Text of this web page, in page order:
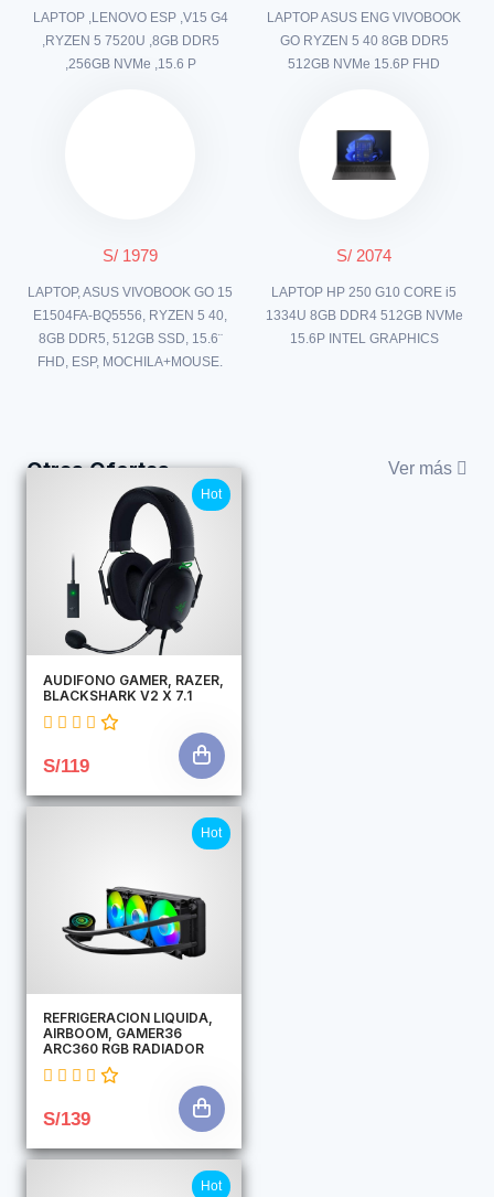
LAPTOP ,LENOVO ESP ,V15 G4
,RYZEN 5 7520U ,8GB DDR5
,256GB NVMe ,15.6 P
LAPTOP ASUS ENG VIVOBOOK
GO RYZEN 5 40 8GB DDR5
512GB NVMe 15.6P FHD
S/ 1979
LAPTOP, ASUS VIVOBOOK GO 15
E1504FA-BQ5556, RYZEN 5 40,
8GB DDR5, 512GB SSD, 15.6¨
FHD, ESP, MOCHILA+MOUSE.
S/ 2074
LAPTOP HP 250 G10 CORE i5
1334U 8GB DDR4 512GB NVMe
15.6P INTEL GRAPHICS
Otras Ofertas Ver más
Hot
AUDIFONO GAMER, RAZER,
BLACKSHARK V2 X 7.1
S/119
Hot
REFRIGERACION LIQUIDA,
AIRBOOM, GAMER36
ARC360 RGB RADIADOR
S/139
Hot